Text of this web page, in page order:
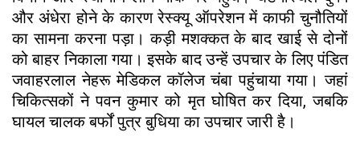
और अंधेरा होने के कारण रेस्क्यू ऑपरेशन में काफी चुनौतियों
का सामना करना पड़ा। कड़ी मशक्कत के बाद खाई से दोनों
को बाहर निकाला गया। इसके बाद उन्हें उपचार के लिए पंडित
जवाहरलाल नेहरू मेडिकल कॉलेज चंबा पहुंचाया गया। जहां
चिकित्सकों ने पवन कुमार को मृत घोषित कर दिया, जबकि
घायल चालक बर्फों पुत्र बुधिया का उपचार जारी है।